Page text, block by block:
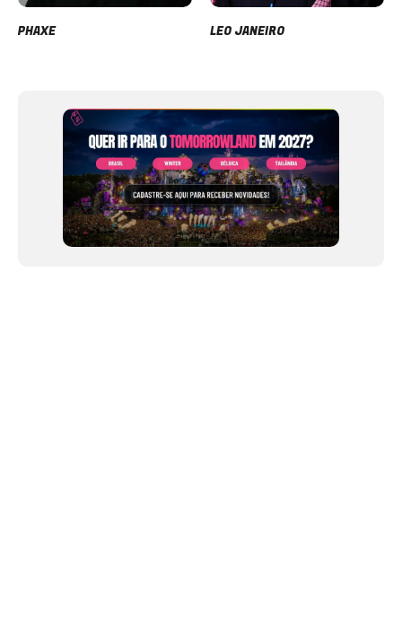
PHAXE LEO JANEIRO